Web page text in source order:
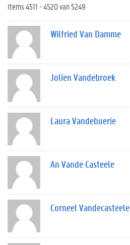
Items 4511 - 4520 van 5249
Wilfried Van Damme
Jolien Vandebroek
Laura Vandebuerie
An Vande Casteele
Corneel Vandecasteele